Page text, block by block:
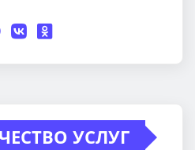
УСЛУГ